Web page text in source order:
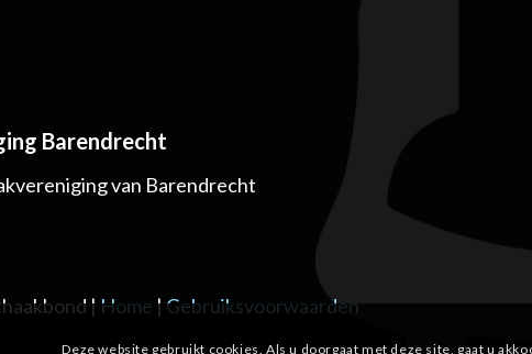
Barendrecht
van Barendrecht
| Home | Gebruiksvoorwaarden
Deze website gebruikt cookies. Als u doorgaat met deze site, gaat u